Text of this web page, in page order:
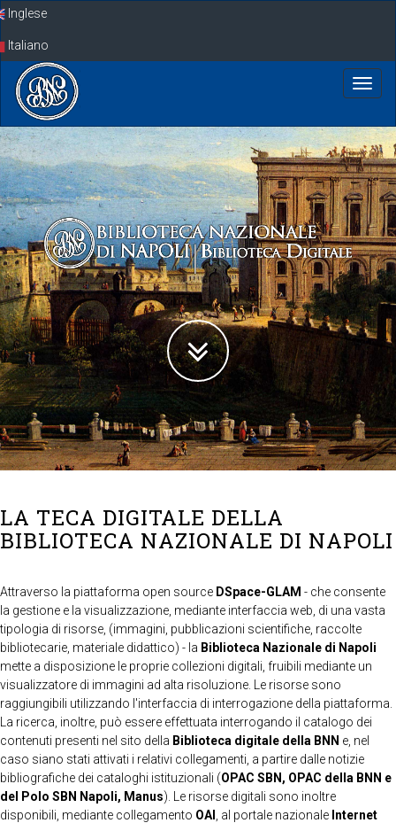
SkipInglese
Italiano
LA TECA DIGITALE DELLA
BIBLIOTECA NAZIONALE DI NAPOLI
Attraverso la piattaforma open source DSpace-GLAM - che consente
la gestione e la visualizzazione, mediante interfaccia web, di una vasta
tipologia di risorse, (immagini, pubblicazioni scientifiche, raccolte
bibliotecarie, materiale didattico) - la Biblioteca Nazionale di Napoli
mette a disposizione le proprie collezioni digitali, fruibili mediante un
visualizzatore di immagini ad alta risoluzione. Le risorse sono
raggiungibili utilizzando l'interfaccia di interrogazione della piattaforma.
La ricerca, inoltre, può essere effettuata interrogando il catalogo dei
contenuti presenti nel sito della Biblioteca digitale della BNN e, nel
caso siano stati attivati i relativi collegamenti, a partire dalle notizie
bibliografiche dei cataloghi istituzionali (OPAC SBN, OPAC della BNN e
del Polo SBN Napoli, Manus). Le risorse digitali sono inoltre
disponibili, mediante collegamento OAI , al portale nazionale Internet